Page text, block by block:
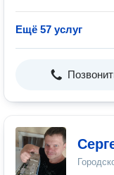
Ещё 57 услуг